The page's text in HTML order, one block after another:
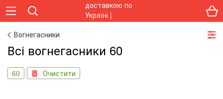
Вогнегасники
Всі вогнегасники 60
60 Очистити